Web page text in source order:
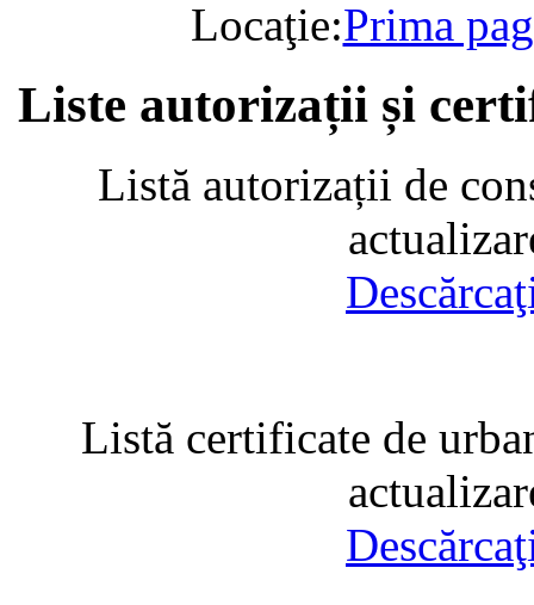
Locaţie:Prima
Liste autorizații și
Listă autorizații de
Listă certificate de